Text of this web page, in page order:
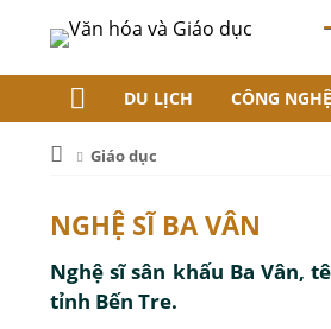
DU LỊCH CÔNG NGHỆ
Giáo dục
NGHỆ SĨ BA VÂN
Nghệ sĩ sân khấu Ba Vân,
tỉnh Bến Tre.